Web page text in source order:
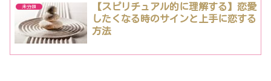
未分類
【スピリチュアル的に理解する】恋愛
したくなる時のサインと上手に恋する
方法